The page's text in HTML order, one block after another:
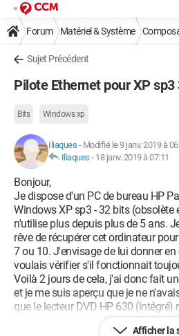
Forum Matériel & Système
Sujet Précédent
Pilote Ethernet pour XP sp3
Bits Windows xp
Iliaques - Modifié le 9 janv. 2019 à
Iliaques - 18 janv. 2019 à 07:11
Bonjour,
Je dispose d'un PC de bureau HP
Windows XP sp3 - 32 bits (obsolète
n'utilise plus depuis plus de 5 ans.
rêve de récupérer cet ordinateur
7 ou 10. J'envisage de lui donner
voulais vérifier s'il fonctionnait
Voilà 2 jours de cela, j'ai donc fait
et je me suis aperçu que je ne
que le lecteur DVD HP 630 (intégré)
le gestionnaire de périphériques le
Afficher la